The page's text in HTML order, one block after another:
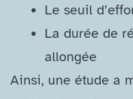
Le seuil
La durée de
allongée
Ainsi, une étude a